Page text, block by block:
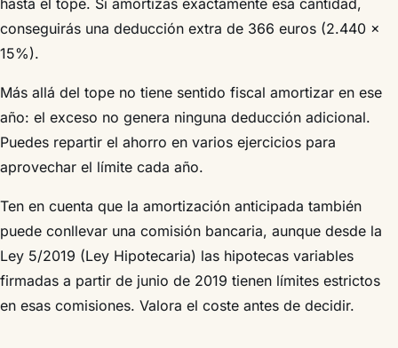
conseguirás una deducción extra de 366 euros (2.440 ×
15%).
Más allá del tope no tiene sentido fiscal amortizar en ese
año: el exceso no genera ninguna deducción adicional.
Puedes repartir el ahorro en varios ejercicios para
aprovechar el límite cada año.
Ten en cuenta que la amortización anticipada también
puede conllevar una comisión bancaria, aunque desde la
Ley 5/2019 (Ley Hipotecaria) las hipotecas variables
firmadas a partir de junio de 2019 tienen límites estrictos
en esas comisiones. Valora el coste antes de decidir.